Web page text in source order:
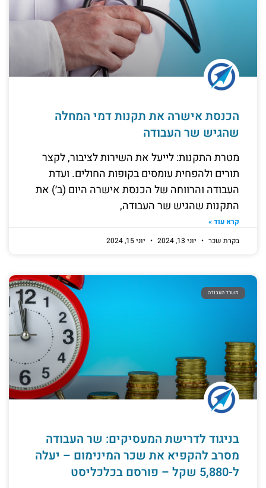
הכנסת אישרה את תקנות דמי המחלה
שהגיש שר העבודה
מטרת התקנות: לייעל את השירות לציבור, לקצר
תורים ולהפחית עומסים בקופות החולים. ועדת
העבודה והרווחה של הכנסת אישרה היום (ב׳) את
התקנות שהגיש שר העבודה,
קרא עוד »
בקרת שכר
יוני 13, 2024 יוני 15, 2024
משרד העבודה
בניגוד לדרישת המעסיקים: שר העבודה
מסרב להקפיא את שכר המינימום – יעלה
ל-5,880 שקל – פורסם בכלכליסט